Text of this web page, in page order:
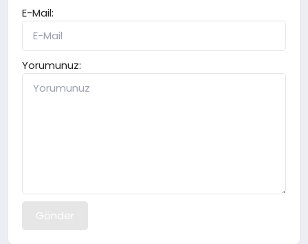
E-Mail:
Yorumunuz:
Gönder